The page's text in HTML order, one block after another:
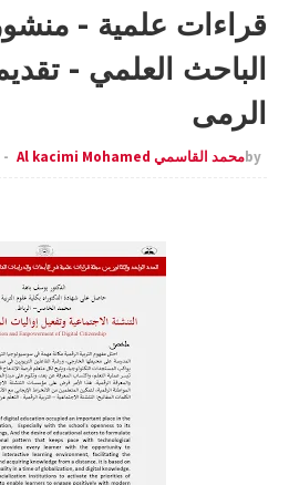
قراءات علمية -
الباحث العلمي -
الرمى
byمحمد القاسمي Al kacimi Mohamed